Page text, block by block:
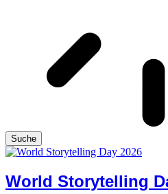
Suche
World Storytelling